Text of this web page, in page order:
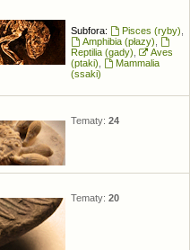
Subfora: Pisces (ryby)
Amphibia (płazy)
Reptilia (gady)
Aves
(ptaki)
Mammalia
(ssaki)
Tematy: 24
Tematy: 20